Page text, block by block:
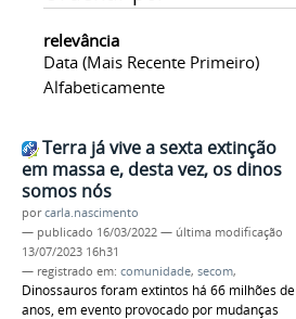
relevância
Data (mais Recente Primeiro)
Alfabeticamente
Terra já vive a sexta extinção
em massa e, desta vez, os dinos
somos nós
porcarla.nascimento
— publicado 16/03/2022 — última modificação
13/07/2023 16h31
— registrado em: comunidade, secom,
Dinossauros foram extintos há 66 milhões de
anos, em evento provocado por mudanças